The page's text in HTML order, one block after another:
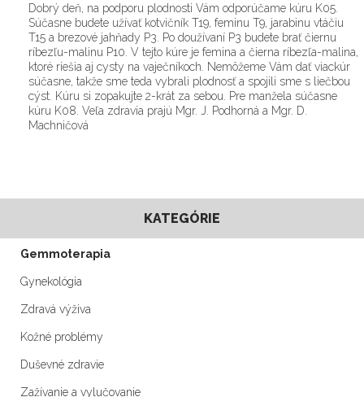
Dobrý deň, na podporu plodnosti Vám odporúčame kúru K05.
Súčasne budete užívať kotvičník T19, feminu T9, jarabinu vtáčiu
T15 a brezové jahňady P3. Po doužívaní P3 budete brať čiernu
ríbezľu-malinu P10. V tejto kúre je femina a čierna ríbezľa-malina,
ktoré riešia aj cysty na vaječníkoch. Nemôžeme Vám dať viackúr
súčasne, takže sme teda vybrali plodnosť a spojili sme s liečbou
cýst. Kúru si zopakujte 2-krát za sebou. Pre manžela súčasne
kúru K08. Veľa zdravia prajú Mgr. J. Podhorná a Mgr. D.
Machničová
KATEGÓRIE
Gemmoterapia
Gynekológia
Zdravá výživa
Kožné problémy
Duševné zdravie
Zažívanie a vylučovanie